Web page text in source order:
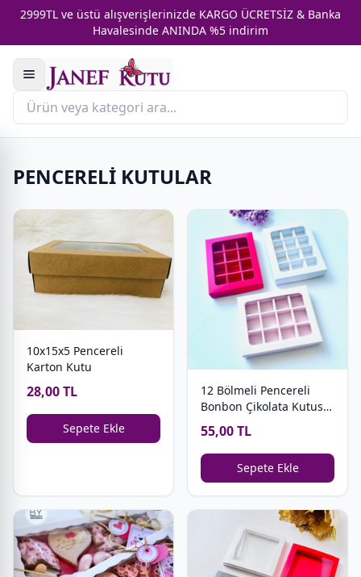
2999TL ve üstü alışverişlerinizde KARGO ÜCRETSİZ & Banka
Havalesinde ANINDA %5 indirim
PENCERELİ KUTULAR
10x15x5 Pencereli
Karton Kutu
28,00 TL
Sepete Ekle
12 Bölmeli Pencereli
Bonbon Çikolata Kutusu-
YENİ
55,00 TL
Sepete Ekle